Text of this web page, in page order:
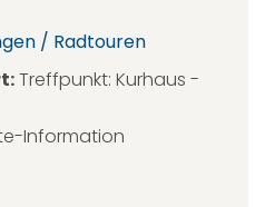
/ Radtouren
Treffpunkt: Kurhaus -
Information